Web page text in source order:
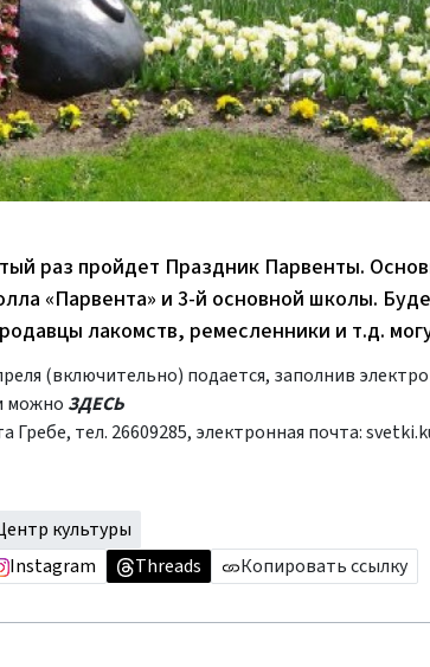
раз пройдет Праздник Парвенты.
«Парвента» и 3-й основной школы.
лакомств, ремесленники и т.д.
(включительно) подается, заполнив
можно ЗДЕСЬ
тел. 26609285, электронная почта:
культуры
Instagram Threads Копировать ссылку